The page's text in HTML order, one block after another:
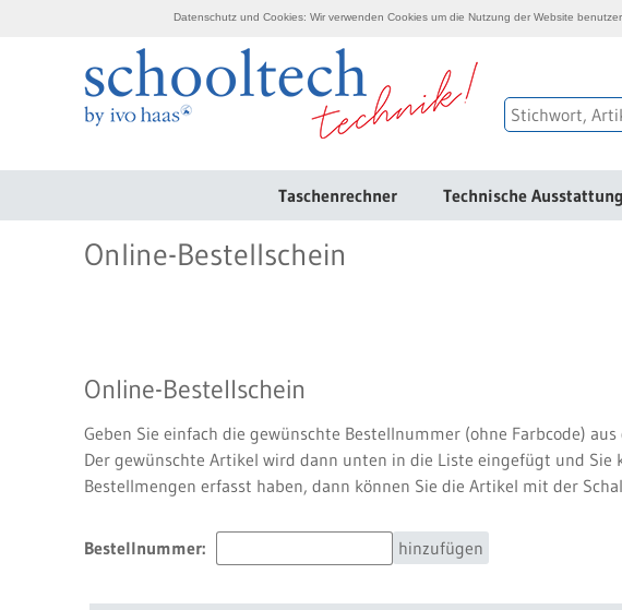
Taschenrechner Technische Ausstattung
Online-Bestellschein
Online-Bestellschein
Geben Sie einfach die gewünschte Bestellnummer (ohne Farbcode)
Der gewünschte Artikel wird dann unten in die Liste eingefügt und
Bestellmengen erfasst haben, dann können Sie die Artikel mit der
Bestellnummer: hinzufügen
Datenschutz und Cookies: Wir verwenden Cookies um die Nutzung der Website